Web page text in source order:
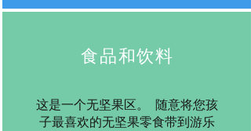
食品和饮料
这是一个无坚果区。
随意将您孩
子最喜欢的无坚果零食带到游乐